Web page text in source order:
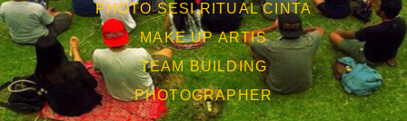
PHOTO SESI RITUAL CINTA
MAKE UP ARTIS
TEAM BUILDING
PHOTOGRAPHER